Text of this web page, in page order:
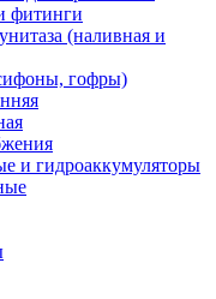
фитинги
(наливная и
гофры)
и гидроаккумуляторы